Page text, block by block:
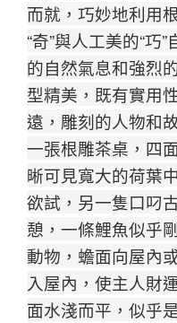
而就，巧妙地​​利用
“奇”與人工美的“巧
的自然氣息和強烈
型精美，既有實用
遠，雕刻的人物和
一張根雕茶桌，四
晰可見寬大的荷葉
欲試，另一隻口叼
憩，一條鯉魚似乎
動物，蟾面向屋內
入屋內，使主人財
面水淺而平，似乎